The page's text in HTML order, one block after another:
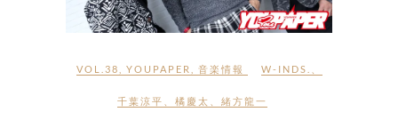
VOL.38 YOUPAPER 音楽情報 W-INDS.
千葉涼平 橘慶太 緒方龍一